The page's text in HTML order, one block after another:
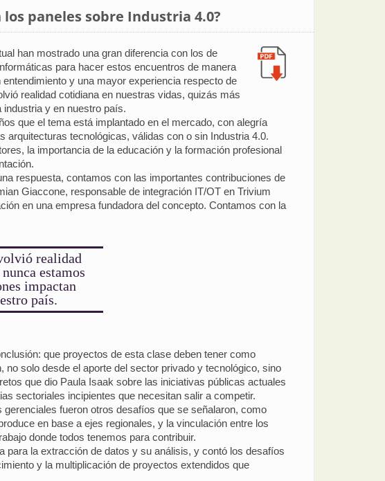
paneles sobre Industria 4.0?
han mostrado una gran diferencia con los de
para hacer estos encuentros de manera
y una mayor experiencia respecto de
realidad cotidiana en nuestras vidas, quizás más
y en nuestro país.
que el tema está implantado en el mercado, con alegría
tecnológicas, válidas con o sin Industria 4.0.
la importancia de la educación y la formación profesional
respuesta, contamos con las importantes contribuciones de
Giaccone, responsable de integración IT/OT en Trivium
en una empresa fundadora del concepto. Contamos con la
realidad
estamos
impactan
país.
que proyectos de esta clase deben tener como
solo desde el aporte del sector privado y tecnológico, sino
que dio Paula Isaak sobre las iniciativas públicas actuales
sectoriales incipientes que necesitan salir a competir.
fueron otros desafíos que se señalaron, como
en base a ejes regionales, y la vinculación entre los
donde todos tenemos para contribuir.
para la extracción de datos y su análisis, y contó los desafíos
y la multiplicación de proyectos extendidos que